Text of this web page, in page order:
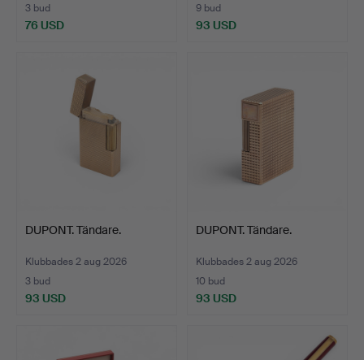
3 bud
76 USD
9 bud
93 USD
DUPONT. Tändare.
Klubbades 2 aug 2026
3 bud
93 USD
DUPONT. Tändare.
Klubbades 2 aug 2026
10 bud
93 USD